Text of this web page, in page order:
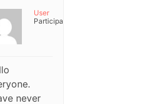
User
Participant
never